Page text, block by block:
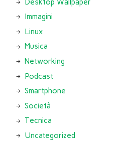
Desktop Wallpaper
Immagini
Linux
Musica
Networking
Podcast
Smartphone
Società
Tecnica
Uncategorized